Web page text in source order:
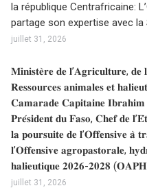
la république Centrafricaine:
partage son expertise avec la
juillet 31, 2026
𝐌𝐢𝐧𝐢𝐬𝐭𝐞̀𝐫𝐞 𝐝𝐞 𝐥’𝐀𝐠𝐫𝐢𝐜𝐮𝐥𝐭𝐮𝐫𝐞, 𝐝𝐞
𝐑𝐞𝐬𝐬𝐨𝐮𝐫𝐜𝐞𝐬 𝐚𝐧𝐢𝐦𝐚𝐥𝐞𝐬 𝐞𝐭
𝐂𝐚𝐦𝐚𝐫𝐚𝐝𝐞 𝐂𝐚𝐩𝐢𝐭𝐚𝐢𝐧𝐞
𝐏𝐫𝐞́𝐬𝐢𝐝𝐞𝐧𝐭 𝐝𝐮 𝐅𝐚𝐬𝐨, 𝐂𝐡𝐞𝐟 𝐝𝐞
𝐥𝐚 𝐩𝐨𝐮𝐫𝐬𝐮𝐢𝐭𝐞 𝐝𝐞 𝐥’𝐎𝐟𝐟𝐞𝐧𝐬𝐢𝐯𝐞 𝐚̀
𝐥’𝐎𝐟𝐟𝐞𝐧𝐬𝐢𝐯𝐞 𝐚𝐠𝐫𝐨𝐩𝐚𝐬𝐭𝐨𝐫𝐚𝐥𝐞,
𝐡𝐚𝐥𝐢𝐞𝐮𝐭𝐢𝐪𝐮𝐞 𝟐𝟎𝟐𝟔-𝟐𝟎𝟐𝟖
juillet 31, 2026